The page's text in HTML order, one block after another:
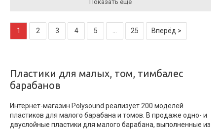
Показать ещё
1 2 3 4 5 25 Вперёд >
Пластики для малых, том, тимбалес
барабанов
Интернет-магазин Polysound реализует 200 моделей
пластиков для малого барабана и томов. В продаже одно- и
двуслойные пластики для малого барабана, выполненные из